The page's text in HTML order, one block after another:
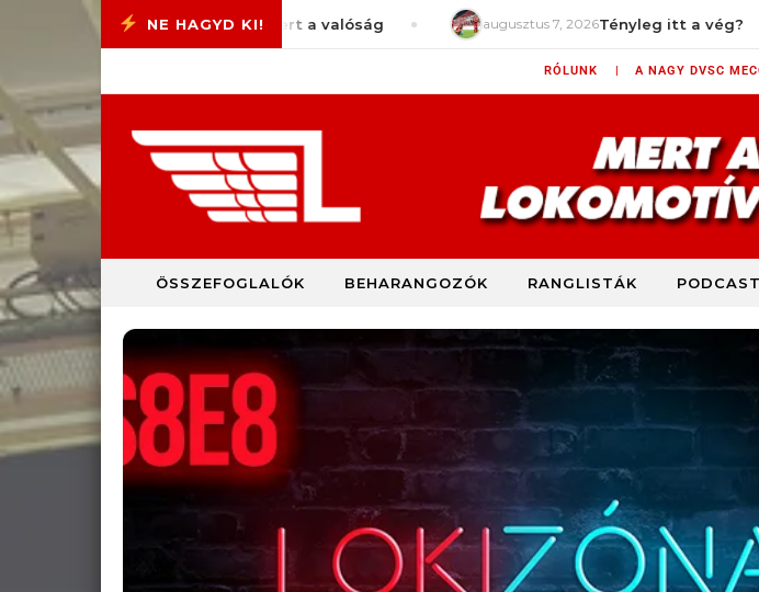
Skip to content
#77 – Megint pofánvert a valóság augusztus 7, 2026Tényleg itt a vég?
RÓLUNK | A NAGY DVSC
DVSC
ÖSSZEFOGLALÓK BEHARANGOZÓK RANGLISTÁK